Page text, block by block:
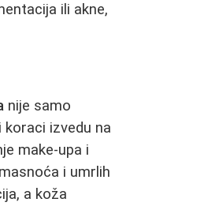
ili akne,
nije samo
izvedu na
make-upa i
i umrlih
a koža